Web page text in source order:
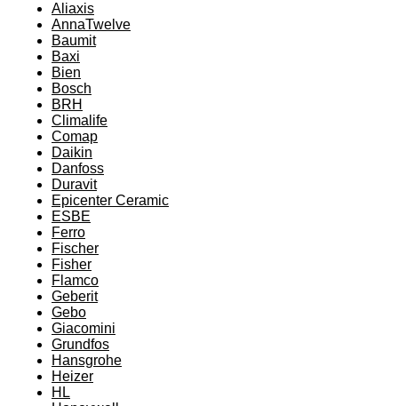
Aliaxis
AnnaTwelve
Baumit
Baxi
Bien
Bosch
BRH
Climalife
Comap
Daikin
Danfoss
Duravit
Epicenter Ceramic
ESBE
Ferro
Fischer
Fisher
Flamco
Geberit
Gebo
Giacomini
Grundfos
Hansgrohe
Heizer
HL